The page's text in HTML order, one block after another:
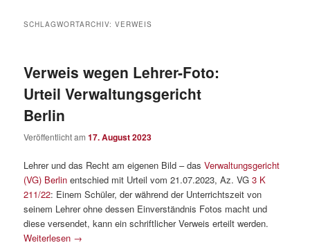
SCHLAGWORTARCHIV:VERWEIS
Verweis wegen Lehrer-Foto:
Urteil Verwaltungsgericht
Berlin
Veröffentlicht am17. August 2023
Lehrer und das Recht am eigenen Bild – dasVerwaltungsgericht
(VG) Berlin entschied mit Urteil vom 21.07.2023, Az. VG3 K
211/22: Einem Schüler, der während der Unterrichtszeit von
seinem Lehrer ohne dessen Einverständnis Fotos macht und
diese versendet, kann ein schriftlicher Verweis erteilt werden.
Weiterlesen →